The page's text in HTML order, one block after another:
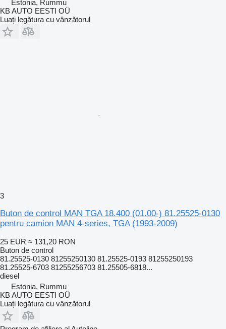
Estonia, Rummu
KB AUTO EESTI OÜ
Luați legătura cu vânzătorul
3
Buton de control MAN TGA 18.400 (01.00-) 81.25525-0130
pentru camion MAN 4-series, TGA (1993-2009)
25 EUR ≈ 131,20 RON
Buton de control
81.25525-0130 81255250130 81.25525-0193 81255250193
81.25525-6703 81255256703 81.25505-6818...
diesel
Estonia, Rummu
KB AUTO EESTI OÜ
Luați legătura cu vânzătorul